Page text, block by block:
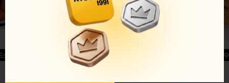
글윙
반반순살[레드+허니]
허니옥